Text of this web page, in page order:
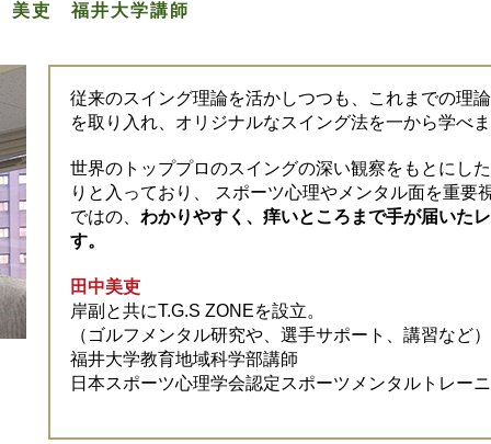
吏 福井大学講師
従来のスイング理論を活かしつつも、これまでの理
を取り入れ、オリジナルなスイング法を一から学べ
世界のトッププロのスイングの深い観察をもとにし
りと入っており、 スポーツ心理やメンタル面を重要
ではの、 わかりやすく、痒いところまで手が届いた
す。
田中美吏
岸副と共にT.G.S ZONEを設立。
（ゴルフメンタル研究や、選手サポート、講習など）
福井大学教育地域科学部講師
日本スポーツ心理学会認定スポーツメンタルトレ